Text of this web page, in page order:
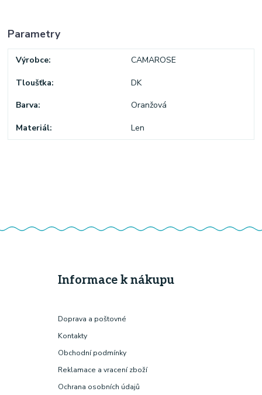
Parametry
Výrobce CAMAROSE
Tloušťka DK
Barva Oranžová
Materiál Len
Informace k nákupu
Doprava a poštovné
Kontakty
Obchodní podmínky
Reklamace a vracení zboží
Ochrana osobních údajů